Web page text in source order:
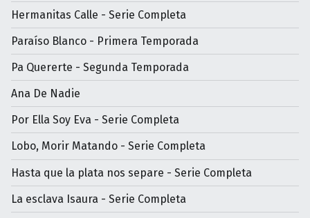
Hermanitas Calle - Serie Completa
Paraíso Blanco - Primera Temporada
Pa Quererte - Segunda Temporada
Ana De Nadie
Por Ella Soy Eva - Serie Completa
Lobo, Morir Matando - Serie Completa
Hasta que la plata nos separe - Serie Completa
La esclava Isaura - Serie Completa